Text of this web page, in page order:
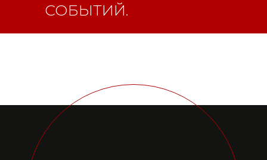
СОБЫТИЙ.
Youtube